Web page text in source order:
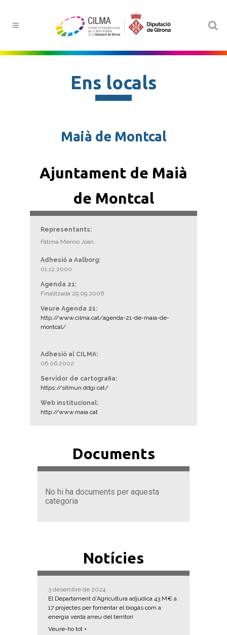
Ens locals
Maià de Montcal
Ajuntament de Maià
de Montcal
Representants:
Fàtima Merino Joan
Adhesió a Aalborg:
01.12.2000
Agenda 21:
Finalitzada 29.09.2006
Veure Agenda 21:
http://www.cilma.cat/agenda-21-de-maia-de-
montcal/
Adhesió al CILMA:
06.06.2002
Servidor de cartografia:
https://sitmun.ddgi.cat/
Web institucional:
http://www.maia.cat
Documents
No hi ha documents per aquesta
categoria
Notícies
3 desembre de 2024
El Departament d’Agricultura adjudica 43 M€ a
17 projectes per fomentar el biogàs com a
energia verda arreu del territori
Veure-ho tot +